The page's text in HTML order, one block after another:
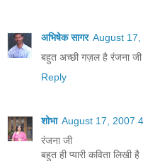
अभिषेक सागर August
बहुत अच्छी गज़ल है रंजना
Reply
शोभा August 17, 2007
रंजना जी
बहुत ही प्यारी कविता लिखी